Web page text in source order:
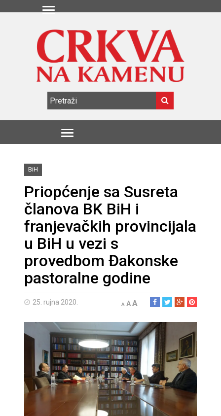
BiH
Priopćenje sa Susreta
članova BK BiH i
franjevačkih provincijala
u BiH u vezi s
provedbom Đakonske
pastoralne godine
25. rujna 2020. A AA